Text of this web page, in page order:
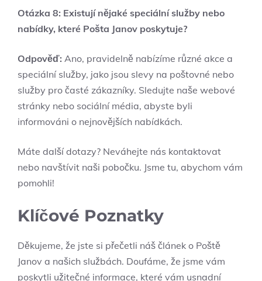
Otázka 8: Existují nějaké speciální služby nebo
nabídky, které Pošta Janov poskytuje?
Odpověď: Ano, pravidelně nabízíme různé akce a
speciální služby, jako jsou slevy na poštovné nebo
služby pro časté zákazníky. Sledujte naše webové
stránky nebo sociální média, abyste byli
informováni o nejnovějších nabídkách.
Máte další dotazy? Neváhejte nás kontaktovat
nebo navštívit naši pobočku. Jsme tu, abychom vám
pomohli!
Klíčové Poznatky
Děkujeme, že jste si přečetli náš článek o Poště
Janov a našich službách. Doufáme, že jsme vám
poskytli užitečné informace, které vám usnadní